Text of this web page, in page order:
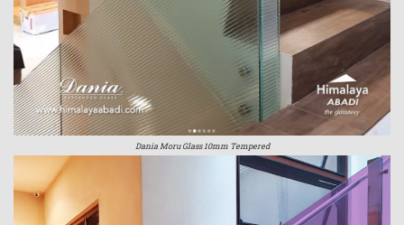
Dania Moru Glass 10mm Tempered